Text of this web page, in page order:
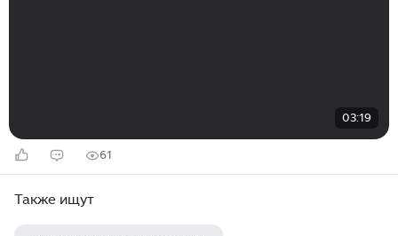
03:19
61
Также ищут